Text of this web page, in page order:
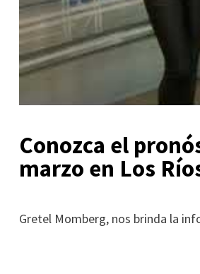
Conozca el
marzo en Los
Gretel Momberg, nos brinda la